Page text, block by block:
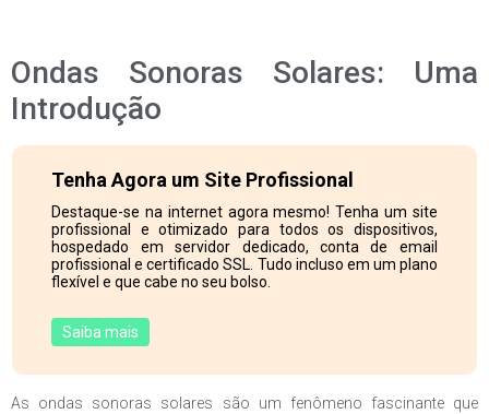
Ondas Sonoras Solares: Uma
Introdução
Tenha Agora um Site Profissional
Destaque-se na internet agora mesmo! Tenha um site
profissional e otimizado para todos os dispositivos,
hospedado em servidor dedicado, conta de email
profissional e certificado SSL. Tudo incluso em um plano
flexível e que cabe no seu bolso.
Saiba mais
As ondas sonoras solares são um fenômeno fascinante que